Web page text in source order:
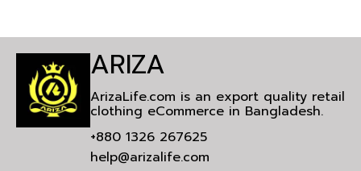
ARIZA
ArizaLife.com is an export quality retail
clothing eCommerce in Bangladesh.
+880 1326 267625
help@arizalife.com